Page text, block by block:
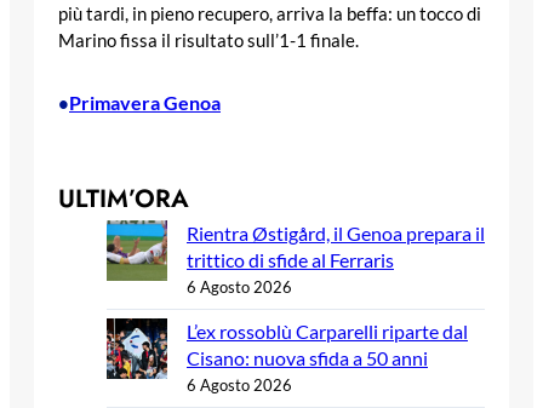
più tardi, in pieno recupero, arriva la beffa: un tocco di
Marino fissa il risultato sull’1-1 finale.
•Primavera Genoa
ULTIM’ORA
Rientra Østigård, il Genoa prepara il
trittico di sfide al Ferraris
6 Agosto 2026
L’ex rossoblù Carparelli riparte dal
Cisano: nuova sfida a 50 anni
6 Agosto 2026